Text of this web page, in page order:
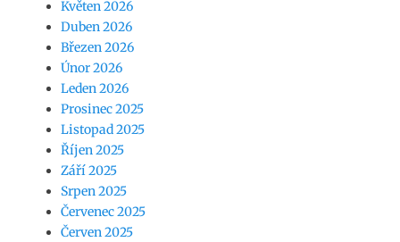
Květen 2026
Duben 2026
Březen 2026
Únor 2026
Leden 2026
Prosinec 2025
Listopad 2025
Říjen 2025
Září 2025
Srpen 2025
Červenec 2025
Červen 2025